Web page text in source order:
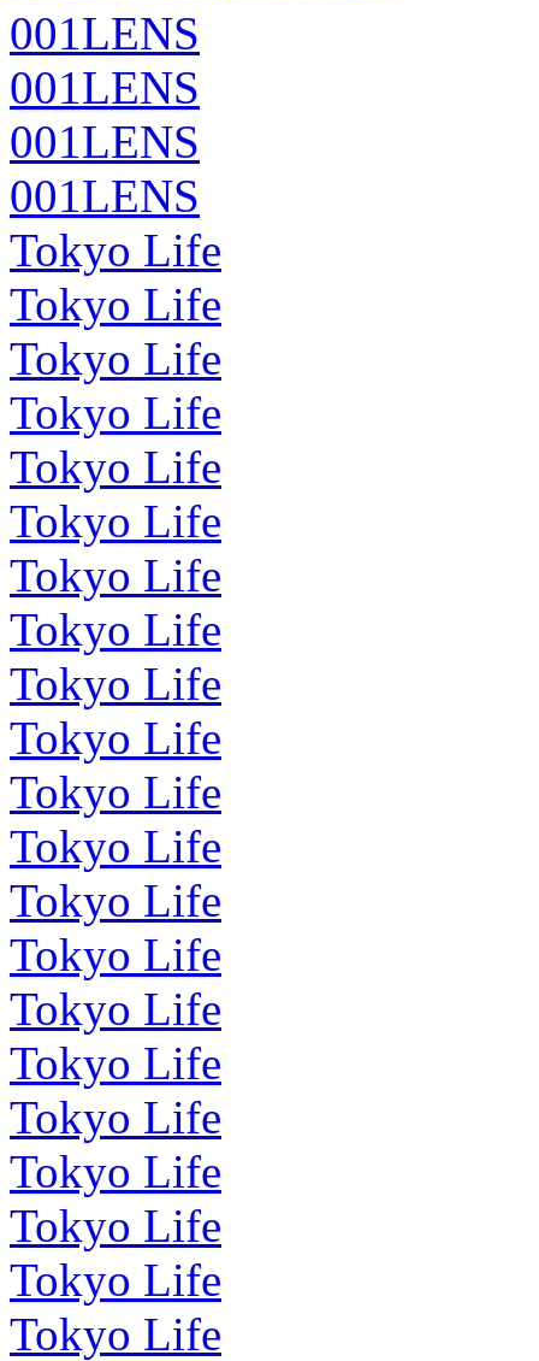
001LENS
001LENS
001LENS
001LENS
Tokyo Life
Tokyo Life
Tokyo Life
Tokyo Life
Tokyo Life
Tokyo Life
Tokyo Life
Tokyo Life
Tokyo Life
Tokyo Life
Tokyo Life
Tokyo Life
Tokyo Life
Tokyo Life
Tokyo Life
Tokyo Life
Tokyo Life
Tokyo Life
Tokyo Life
Tokyo Life
Tokyo Life